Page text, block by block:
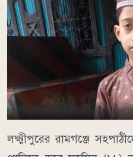
লক্ষ্মীপুরের রামগঞ্জে